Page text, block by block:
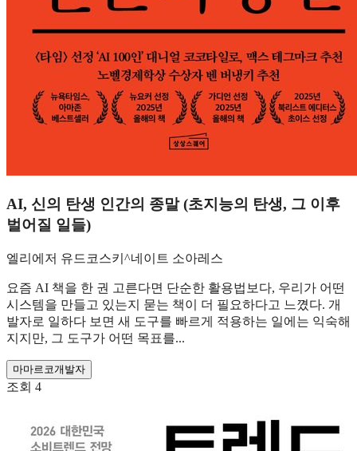
AI, 신의 탄생 인간의 종말 (초지능의 탄생, 그 이후
벌어질 일들)
엘리에저 유드코스키^네이트 소아레스
요즘 AI 책을 한 권 고른다면 단순한 활용법보다, 우리가 어떤
시스템을 만들고 있는지 묻는 책이 더 필요하다고 느꼈다. 개
발자로 일하다 보면 새 도구를 빠르게 적용하는 일에는 익숙해
지지만, 그 도구가 어떤 목표를...
마마르코 개발자
조회 4